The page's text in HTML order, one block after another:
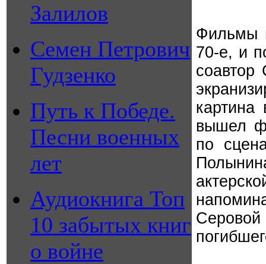
Залилов
Семен Петрович
Гудзенко
Путь к Победе.
Песни военных
лет
Аудиокнига Топ
10 забытых книг
о войне
Фильмы
70-е, и
вышел
по